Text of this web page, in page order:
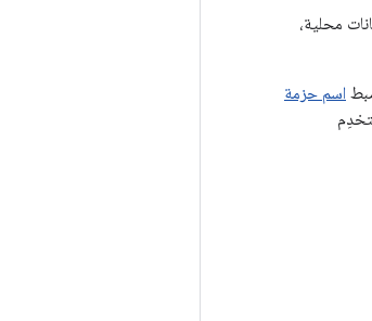
محلية،
اسم حزمة